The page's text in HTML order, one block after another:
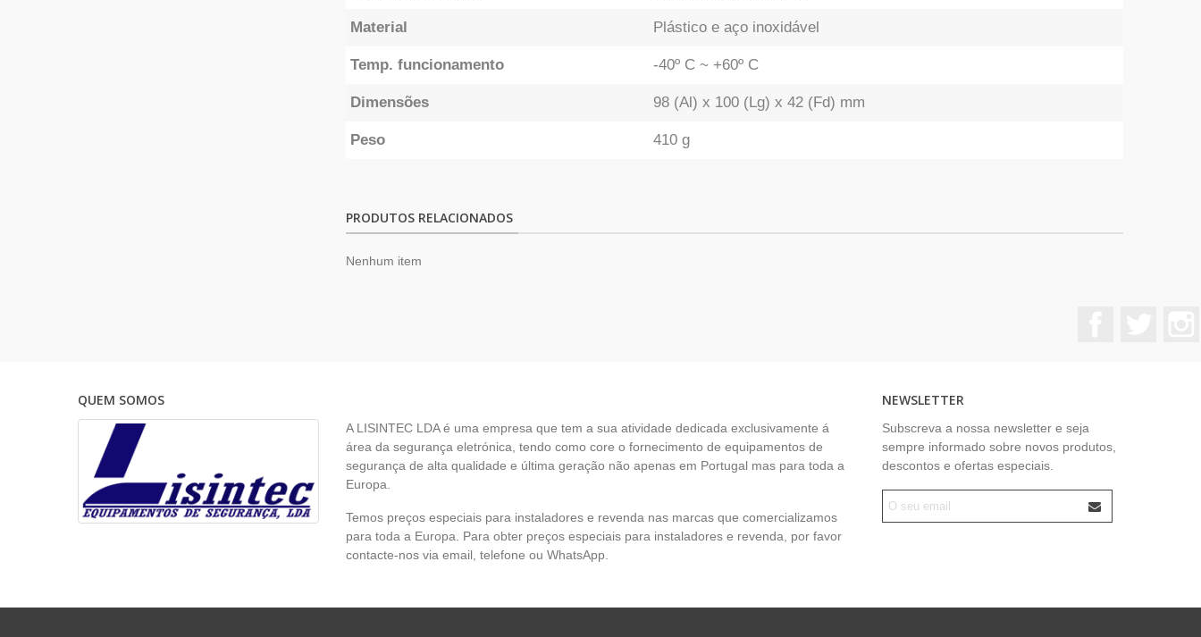
Material Plástico e aço inoxidável
Temp. funcionamento -40º C ~ +60º C
Dimensões 98 (Al) x 100 (Lg) x 42 (Fd) mm
Peso 410 g
PRODUTOS RELACIONADOS
Nenhum item
QUEM SOMOS
A LISINTEC LDA é uma empresa que tem a sua atividade dedicada exclusivamente á
área da segurança eletrónica, tendo como core o fornecimento de equipamentos de
segurança de alta qualidade e última geração não apenas em Portugal mas para toda a
Europa.
Temos preços especiais para instaladores e revenda nas marcas que comercializamos
para toda a Europa. Para obter preços especiais para instaladores e revenda, por favor
contacte-nos via email, telefone ou WhatsApp.
NEWSLETTER
Subscreva a nossa newsletter e seja
sempre informado sobre novos produtos,
descontos e ofertas especiais.